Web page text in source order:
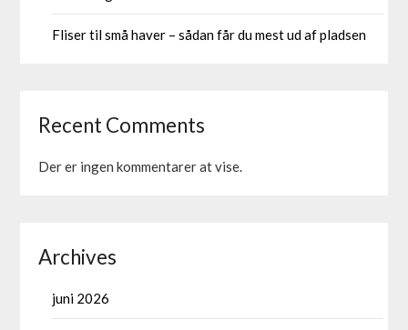
Fliser til små haver – sådan får du mest ud af pladsen
Recent Comments
Der er ingen kommentarer at vise.
Archives
juni 2026